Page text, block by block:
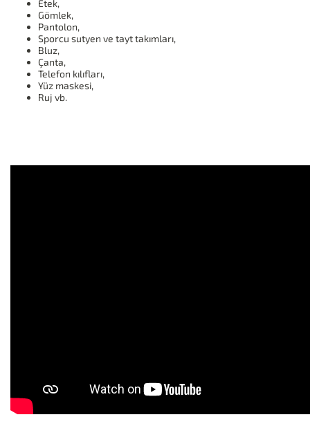
Etek,
Gömlek,
Pantolon,
Sporcu sutyen ve tayt takımları,
Bluz,
Çanta,
Telefon kılıfları,
Yüz maskesi,
Ruj vb.